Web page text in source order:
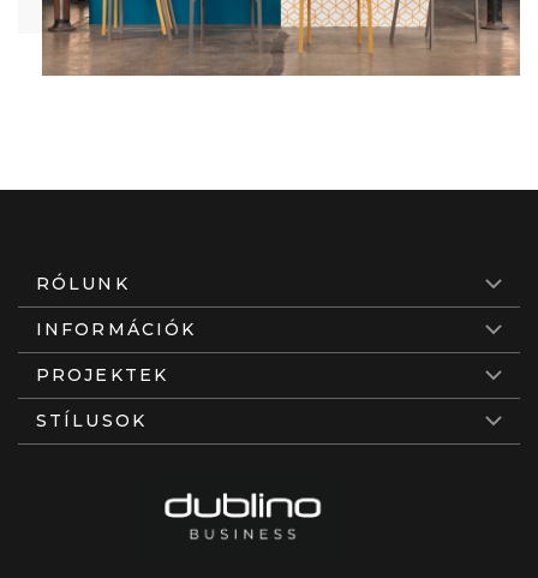
RÓLUNK
INFORMÁCIÓK
PROJEKTEK
STÍLUSOK